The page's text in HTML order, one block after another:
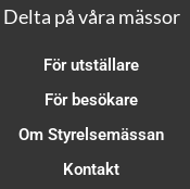
Delta på våra mässor
För utställare
För besökare
Om Styrelsemässan
Kontakt